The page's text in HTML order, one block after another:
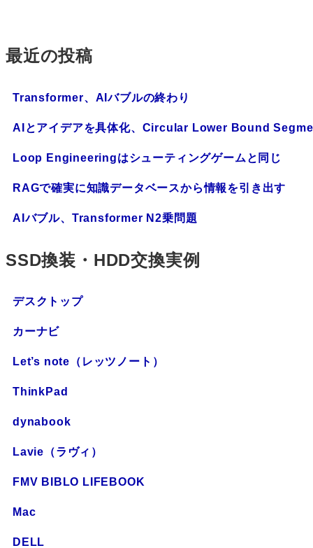
最近の投稿
Transformer、AIバブルの終わり
AIとアイデアを具体化、Circular Lower Bound
Loop Engineeringはシューティングゲームと同じ
RAGで確実に知識データベースから情報を引き出す
AIバブル、Transformer N2乗問題
SSD換装・HDD交換実例
デスクトップ
カーナビ
Let’s note（レッツノート）
ThinkPad
dynabook
Lavie（ラヴィ）
FMV BIBLO LIFEBOOK
Mac
DELL